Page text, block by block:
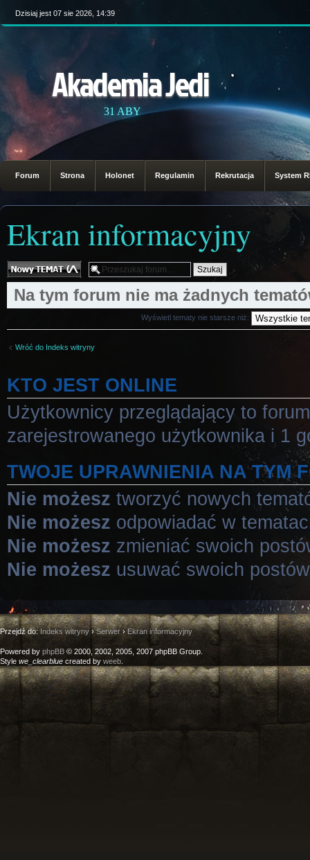
Dzisiaj jest 07 sie 2026, 14:39
Akademia Jedi
31 ABY
Forum Strona Holonet Regulamin Rekrutacja System
Ekran informacyjny
Nowy temat
Na tym forum nie ma żadnych
Wyświetl tematy nie starsze niż:
Wróć do Indeks witryny
KTO JEST ONLINE
Użytkownicy przeglądający to
zarejestrowanego użytkownika i 1
TWOJE UPRAWNIENIA NA TYM
Nie możesz tworzyć nowych
Nie możesz odpowiadać w
Nie możesz zmieniać swoich
Nie możesz usuwać swoich postów
Przejdź do:Indeks witryny›Serwer›Ekran informacyjny
Powered by phpBB © 2000, 2002, 2005, 2007 phpBB Group.
Style we_clearblue created by weeb